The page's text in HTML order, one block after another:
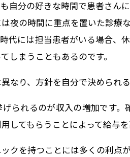
自分の好きな時間で患者さん
夜の時間に重点を置いた診療
代には担当患者がいる場合、
しまうこともあるのです。
なり、方針を自分で決められ
られるのが収入の増加です
してもらうことによって給与を
クを持つことには多くの利点